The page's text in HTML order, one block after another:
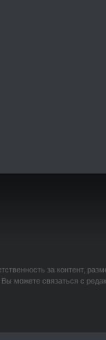
за контент,
можете связаться с